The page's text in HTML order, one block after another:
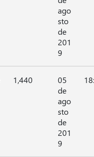
ago
sto
de
201
9
1,440
05
de
ago
sto
de
201
9